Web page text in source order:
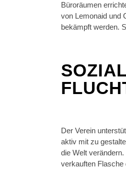
Büroräumen
von Lemonaid und
bekämpft werden.
Der Verein
aktiv mit zu
die Welt
verkauften Flasche